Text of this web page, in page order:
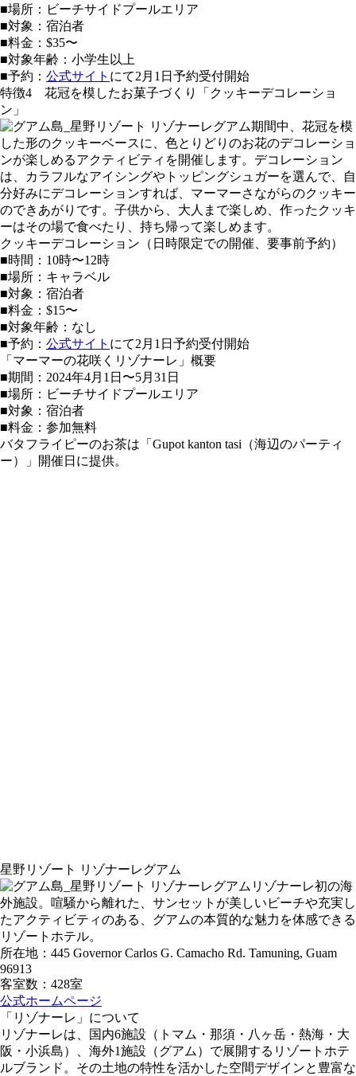
■場所：ビーチサイドプールエリア
■対象：宿泊者
■料金：$35〜
■対象年齢：小学生以上
■予約： 公式サイト にて2月1日予約受付開始
特徴4 花冠を模したお菓子づくり「クッキーデコレーショ
ン」
期間中、花冠を模
した形のクッキーベースに、色とりどりのお花のデコレーショ
ンが楽しめるアクティビティを開催します。デコレーション
は、カラフルなアイシングやトッピングシュガーを選んで、自
分好みにデコレーションすれば、マーマーさながらのクッキー
のできあがりです。子供から、大人まで楽しめ、作ったクッキ
ーはその場で食べたり、持ち帰って楽しめます。
クッキーデコレーション（日時限定での開催、要事前予約）
■時間：10時〜12時
■場所：キャラベル
■対象：宿泊者
■料金：$15〜
■対象年齢：なし
■予約： 公式サイト にて2月1日予約受付開始
「マーマーの花咲くリゾナーレ」概要
■期間：2024年4月1日〜5月31日
■場所：ビーチサイドプールエリア
■対象：宿泊者
■料金：参加無料
バタフライピーのお茶は「Gupot kanton tasi（海辺のパーティ
ー）」開催日に提供。
星野リゾート リゾナーレグアム
リゾナーレ初の海
外施設。喧騒から離れた、サンセットが美しいビーチや充実し
たアクティビティのある、グアムの本質的な魅力を体感できる
リゾートホテル。
所在地：445 Governor Carlos G. Camacho Rd. Tamuning, Guam
96913
客室数：428室
公式ホームページ
「リゾナーレ」について
リゾナーレは、国内6施設（トマム・那須・八ヶ岳・熱海・大
阪・小浜島）、海外1施設（グアム）で展開するリゾートホテ
ルブランド。その土地の特性を活かした空間デザインと豊富な